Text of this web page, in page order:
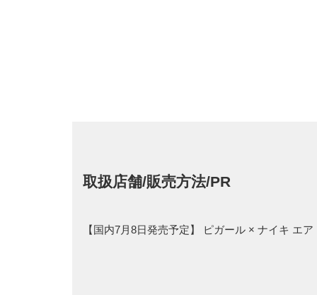
取扱店舗/販売方法/PR
【国内7月8日発売予定】 ピガール × ナイキ エ